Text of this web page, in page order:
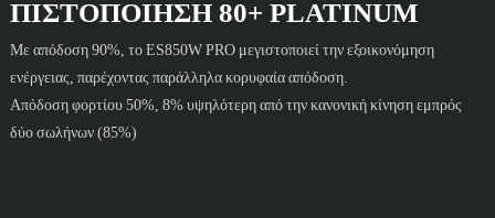
ΠΙΣΤΟΠΟΊΗΣΗ 80+ PLATINUM
Με απόδοση 90%, το ES850W PRO μεγιστοποιεί την εξοικονόμηση
ενέργειας, παρέχοντας παράλληλα κορυφαία απόδοση.
Απόδοση φορτίου 50%, 8% υψηλότερη από την κανονική κίνηση εμπρός
δύο σωλήνων (85%)